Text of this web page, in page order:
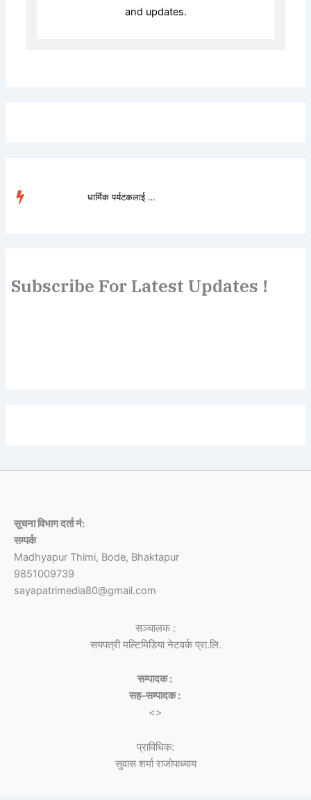
and updates.
धार्मिक पर्यटकलाई लोभ�...
Subscribe For Latest Updates !
सूचना विभाग दर्ता नं:
सम्पर्क
Madhyapur Thimi, Bode, Bhaktapur
9851009739
sayapatrimedia80@gmail.com
सञ्चालक :
सयपत्री मल्टिमिडिया नेटवर्क प्रा.लि.
सम्पादक :
सह–सम्पादक :
<>
प्राविधिक:
सुवास शर्मा राजोपाध्याय